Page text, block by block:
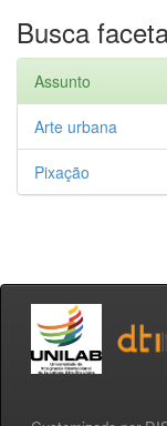
Busca
Assunto
Arte urbana
Pixação